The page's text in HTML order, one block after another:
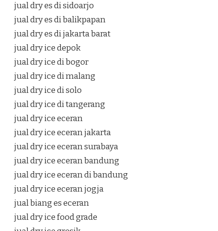
jual dry es di sidoarjo
jual dry es di balikpapan
jual dry es di jakarta barat
jual dry ice depok
jual dry ice di bogor
jual dry ice di malang
jual dry ice di solo
jual dry ice di tangerang
jual dry ice eceran
jual dry ice eceran jakarta
jual dry ice eceran surabaya
jual dry ice eceran bandung
jual dry ice eceran di bandung
jual dry ice eceran jogja
jual biang es eceran
jual dry ice food grade